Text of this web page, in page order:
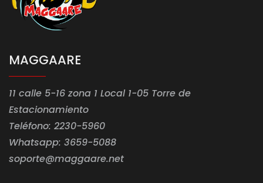
MAGGAARE
11 calle 5-16 zona 1 Local 1-05 Torre de
Estacionamiento
Teléfono: 2230-5960
Whatsapp: 3659-5088
soporte@maggaare.net